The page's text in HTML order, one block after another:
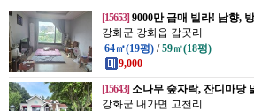
[15653] 9000만 급매 빌라! 남향,
강화군 강화읍 갑곳리
64㎡(19평) /59㎡(18평)
9,000
[15643] 소나무 숲자락, 잔디마당
강화군 내가면 고천리